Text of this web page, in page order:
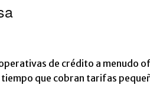
de crédito a menudo
que cobran tarifas